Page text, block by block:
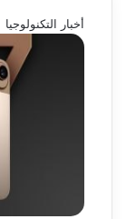
أخبار التكنولوجيا